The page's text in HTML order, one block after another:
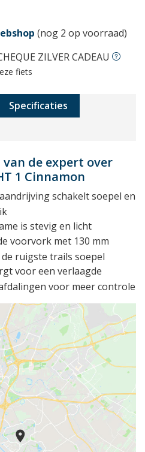
(nog 2 op voorraad)
ZILVER CADEAU
fiets
Specificaties
de expert over
1 Cinnamon
schakelt soepel en
is stevig en licht
voorvork met 130 mm
ruigste trails soepel
voor een verlaagde
voor meer controle